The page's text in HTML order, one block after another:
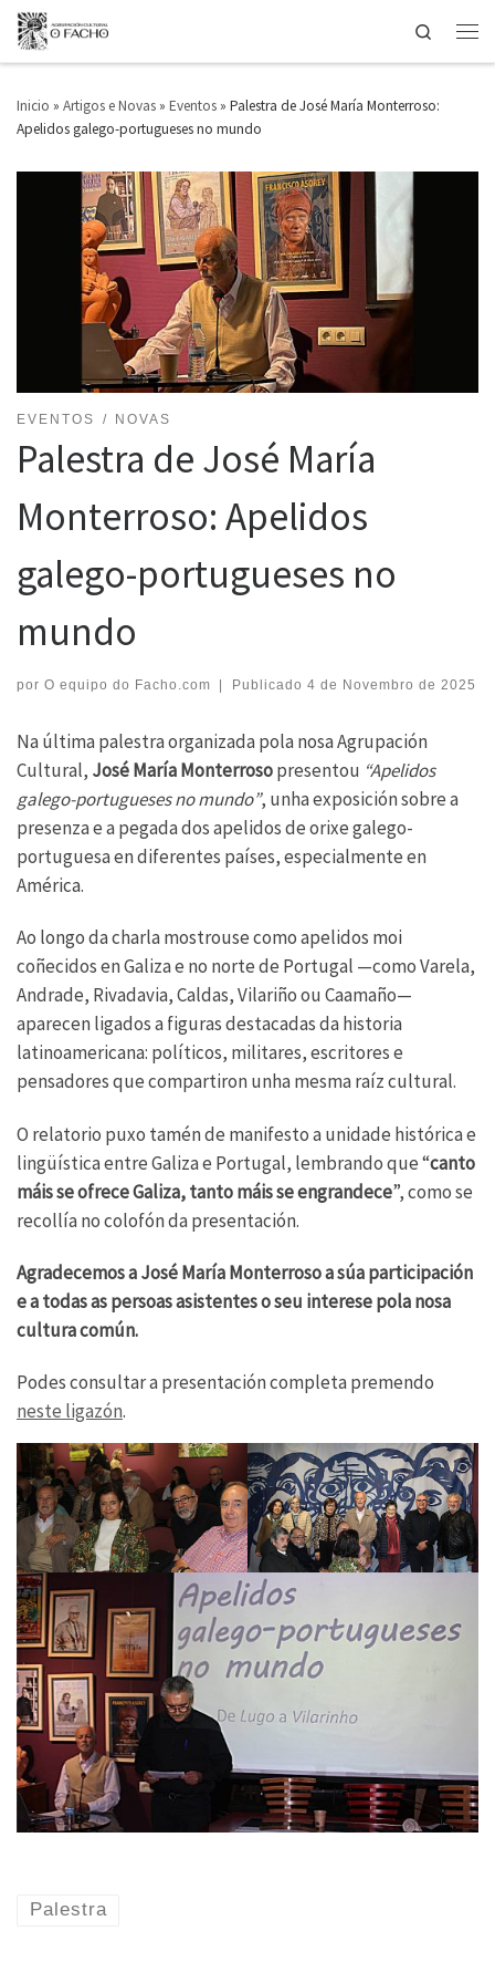
Saltar ao contido
Search
Inicio » Artigos e Novas » Eventos » Palestra de José María Monterroso:
Apelidos galego-portugueses no mundo
EVENTOS NOVAS
Palestra de José María
Monterroso: Apelidos
galego-portugueses no
mundo
por O equipo do Facho.com Publicado 4 de Novembro de 2025
Na última palestra organizada pola nosa Agrupación
Cultural, José María Monterrosopresentou “Apelidos
galego-portugueses no mundo”, unha exposición sobre a
presenza e a pegada dos apelidos de orixe galego-
portuguesa en diferentes países, especialmente en
América.
Ao longo da charla mostrouse como apelidos moi
coñecidos en Galiza e no norte de Portugal —como Varela,
Andrade, Rivadavia, Caldas, Vilariño ou Caamaño—
aparecen ligados a figuras destacadas da historia
latinoamericana: políticos, militares, escritores e
pensadores que compartiron unha mesma raíz cultural.
O relatorio puxo tamén de manifesto a unidade histórica e
lingüística entre Galiza e Portugal, lembrando que “canto
máis se ofrece Galiza, tanto máis se engrandece”, como se
recollía no colofón da presentación.
Agradecemos a José María Monterroso a súa participación
e a todas as persoas asistentes o seu interese pola nosa
cultura común.
Podes consultar a presentación completa premendo
neste ligazón.
Palestra